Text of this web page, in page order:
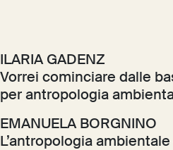
ILARIA GADENZ
Vorrei cominciare dalle
per antropologia
EMANUELA BORGNINO
L’antropologia